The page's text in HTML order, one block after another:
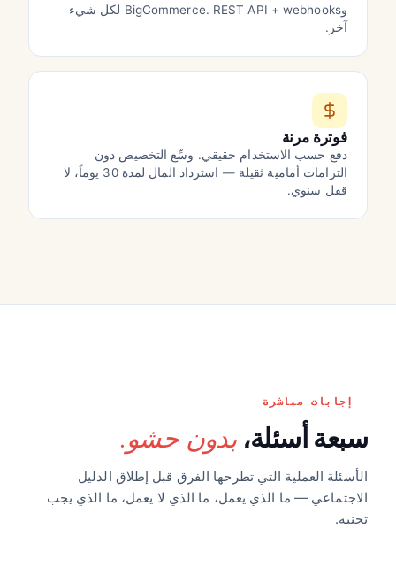
وBigCommerce. REST API + webhooks لكل شيء
آخر.
فوترة مرنة
دفع حسب الاستخدام حقيقي. وسِّع التخصيص دون
التزامات أمامية ثقيلة — استرداد المال لمدة 30 يوماً، لا
قفل سنوي.
إجابات مباشرة
سبعة أسئلة،بدون حشو.
الأسئلة العملية التي تطرحها الفرق قبل إطلاق الدليل
الاجتماعي — ما الذي يعمل، ما الذي لا يعمل، ما الذي يجب
تجنبه.